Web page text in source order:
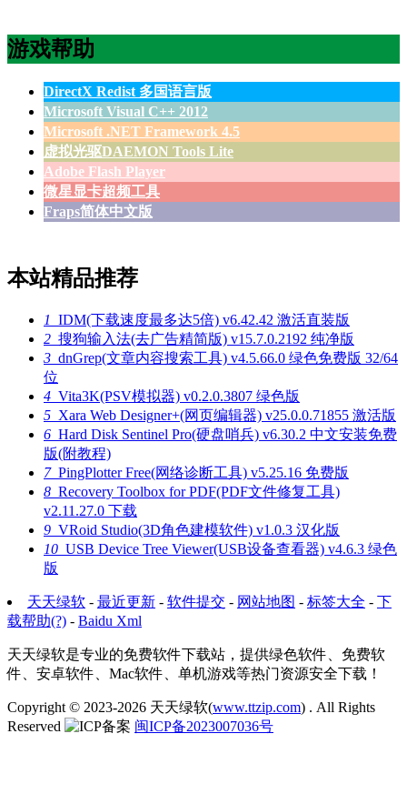
游戏帮助
DirectX Redist 多国语言版
Microsoft Visual C++ 2012
Microsoft .NET Framework 4.5
虚拟光驱DAEMON Tools Lite
Adobe Flash Player
微星显卡超频工具
Fraps简体中文版
本站精品推荐
1 IDM(下载速度最多达5倍) v6.42.42 激活直装版
2 搜狗输入法(去广告精简版) v15.7.0.2192 纯净版
3 dnGrep(文章内容搜索工具) v4.5.66.0 绿色免费版 32/64
位
4 Vita3K(PSV模拟器) v0.2.0.3807 绿色版
5 Xara Web Designer+(网页编辑器) v25.0.0.71855 激活版
6 Hard Disk Sentinel Pro(硬盘哨兵) v6.30.2 中文安装免费
版(附教程)
7PingPlotter Free(网络诊断工具) v5.25.16 免费版
8 Recovery Toolbox for PDF(PDF文件修复工具)
v2.11.27.0 下载
9 VRoid Studio(3D角色建模软件) v1.0.3 汉化版
10 USB Device Tree Viewer(USB设备查看器) v4.6.3 绿色
版
天天绿软 - 最近更新 - 软件提交 - 网站地图 - 标签大全 - 下
载帮助(?) - Baidu Xml
天天绿软是专业的免费软件下载站，提供绿色软件、免费软
件、安卓软件、Mac软件、单机游戏等热门资源安全下载！
Copyright © 2023-2026 天天绿软(www.ttzip.com) . All Rights
Reserved
闽ICP备2023007036号